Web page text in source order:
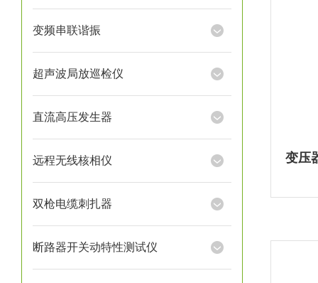
变频串联谐振
超声波局放巡检仪
直流高压发生器
远程无线核相仪
双枪电缆刺扎器
断路器开关动特性测试仪